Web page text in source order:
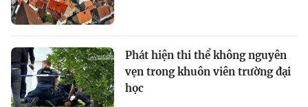
Phát hiện thi thể không nguyên
vẹn trong khuôn viên trường đại
học